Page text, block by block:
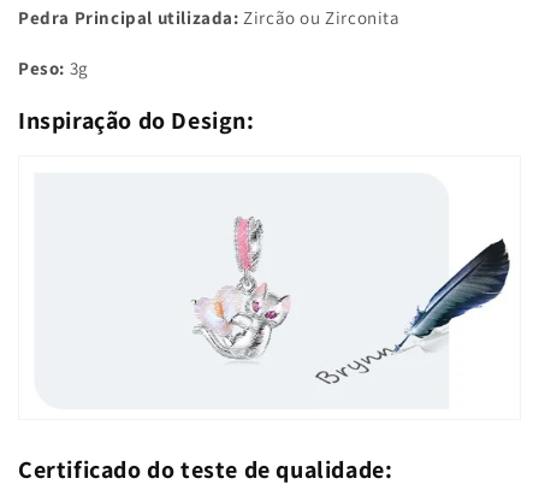
Pedra Principal utilizada: Zircão ou Zirconita
Peso: 3g
Inspiração do Design:
Certificado do teste de qualidade: